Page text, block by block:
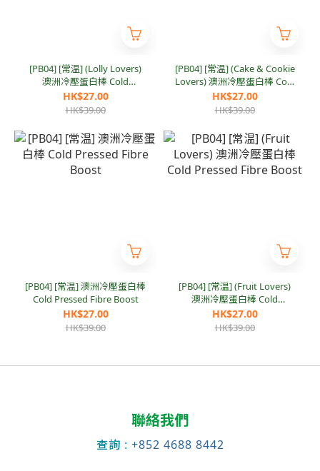
[PB04] [常温] (Lolly Lovers)
澳洲冷壓蛋白棒 Cold
Pressed Fibre Boost
HK$27.00
HK$39.00
[PB04] [常温] (Cake & Cookie
Lovers) 澳洲冷壓蛋白棒 Cold
Pressed Fibre Boost
HK$27.00
HK$39.00
[PB04] [常温] 澳洲冷壓蛋白棒
Cold Pressed Fibre Boost
HK$27.00
HK$39.00
[PB04] [常温] (Fruit Lovers)
澳洲冷壓蛋白棒 Cold
Pressed Fibre Boost
HK$27.00
HK$39.00
聯絡我們
查詢 : +852 4688 8442